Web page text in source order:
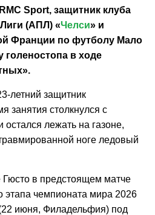
Sport, защитник клуба
(АПЛ) «Челси» и
Франции по футболу Мало
голеностопа в ходе
летний защитник
занятия столкнулся с
лежать на газоне,
ноге ледовый
Гюсто в предстоящем матче
этапа чемпионата мира 2026
июня, Филадельфия) под